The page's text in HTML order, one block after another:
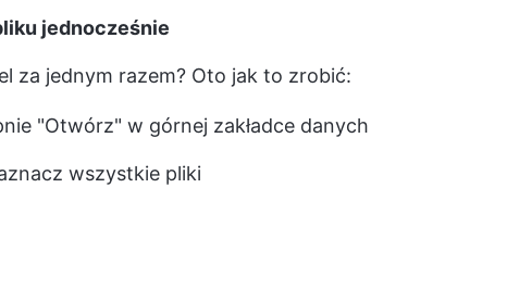
jednocześnie
za jednym razem? Oto jak to zrobić:
"Otwórz" w górnej zakładce danych
wszystkie pliki